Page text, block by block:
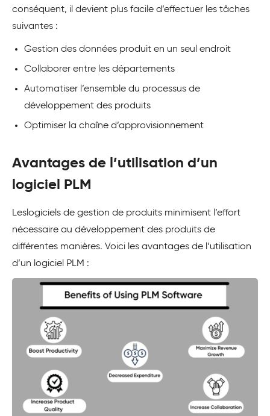
conséquent, il devient plus facile d’effectuer les tâches
suivantes :
Gestion des données produit en un seul endroit
Collaborer entre les départements
Automatiser l’ensemble du processus de
développement des produits
Optimiser la chaîne d’approvisionnement
Avantages de l’utilisation d’un
logiciel PLM
Leslogiciels de gestion de produits minimisent l’effort
nécessaire au développement des produits de
différentes manières. Voici les avantages de l’utilisation
d’un logiciel PLM :